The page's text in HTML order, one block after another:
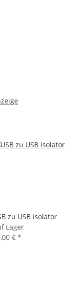
zu USB Isolator
Lager
€ *